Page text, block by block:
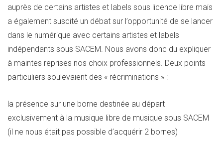
auprès de certains artistes et labels sous licence libre mais
a également suscité un débat sur l’opportunité de se lancer
dans le numérique avec certains artistes et labels
indépendants sous SACEM. Nous avons donc du expliquer
à maintes reprises nos choix professionnels. Deux points
particuliers soulevaient des « récriminations » :
la présence sur une borne destinée au départ
exclusivement à la musique libre de musique sous SACEM
(il ne nous était pas possible d’acquérir 2 bornes)